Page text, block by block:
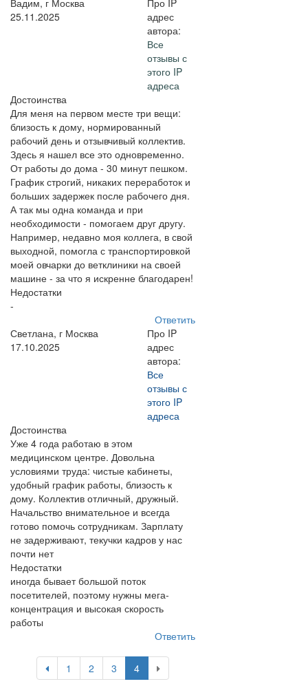
Вадим, г Москва
25.11.2025
Про IP
адрес
автора:
Все
отзывы с
этого IP
адреса
Достоинства
Для меня на первом месте три вещи:
близость к дому, нормированный
рабочий день и отзывчивый коллектив.
Здесь я нашел все это одновременно.
От работы до дома - 30 минут пешком.
График строгий, никаких переработок и
больших задержек после рабочего дня.
А так мы одна команда и при
необходимости - помогаем друг другу.
Например, недавно моя коллега, в свой
выходной, помогла с транспортировкой
моей овчарки до ветклиники на своей
машине - за что я искренне благодарен!
Недостатки
-
Ответить
Светлана, г Москва
17.10.2025
Про IP
адрес
автора:
Все
отзывы с
этого IP
адреса
Достоинства
Уже 4 года работаю в этом
медицинском центре. Довольна
условиями труда: чистые кабинеты,
удобный график работы, близость к
дому. Коллектив отличный, дружный.
Начальство внимательное и всегда
готово помочь сотрудникам. Зарплату
не задерживают, текучки кадров у нас
почти нет
Недостатки
иногда бывает большой поток
посетителей, поэтому нужны мега-
концентрация и высокая скорость
работы
Ответить
1 2 3 4